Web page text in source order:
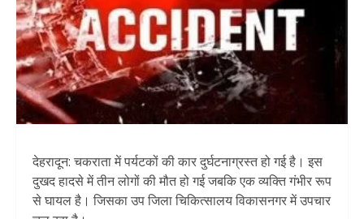
देहरादून: चकराता में पर्यटकों की कार दुर्घटनाग्रस्त हो गई है। इस
दुखद हादसे में तीन लोगों की मौत हो गई जबकि एक व्यक्ति गंभीर रूप
से घायल है। जिसका उप जिला चिकित्सालय विकासनगर में उपचार